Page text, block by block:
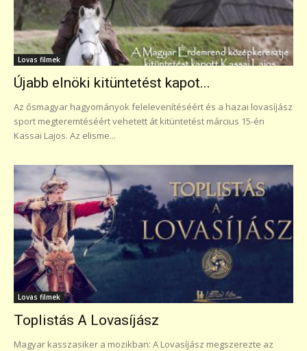
Lovas filmek
Újabb elnöki kitüntetést kapot...
Az ősmagyar hagyományok felelevenítéséért és a hazai lovasíjász
sport megteremtéséért vehetett át kitüntetést március 15-én
Kassai Lajos. Az elisme...
Lovas filmek
Toplistás A Lovasíjász
Magyar kasszasiker a mozikban: A Lovasíjász megszerezte az